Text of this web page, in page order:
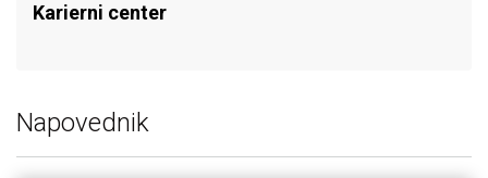
Karierni center
Napovednik